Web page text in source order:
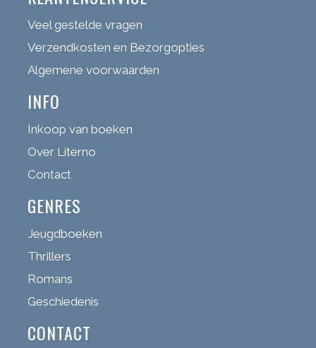
Veel gestelde vragen
Verzendkosten en Bezorgopties
Algemene voorwaarden
INFO
Inkoop van boeken
Over Literno
Contact
GENRES
Jeugdboeken
Thrillers
Romans
Geschiedenis
CONTACT